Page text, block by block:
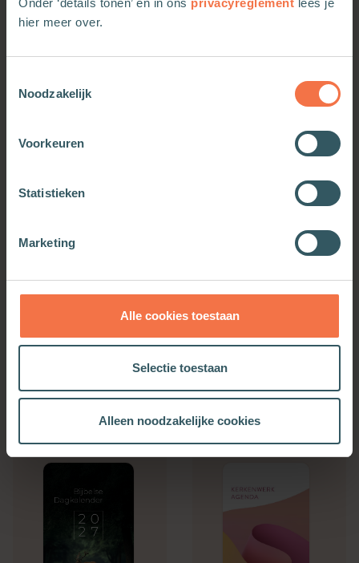
hier meer over.
Noodzakelijk
Voorkeuren
Statistieken
Marketing
Alle cookies toestaan
Selectie toestaan
Alleen noodzakelijke cookies
Meer van deze auteur
OOK INTERESSANT